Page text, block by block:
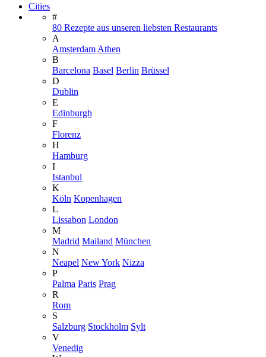
Cities
#
80 Rezepte aus unseren liebsten Restaurants
A
Amsterdam Athen
B
Barcelona Basel Berlin Brüssel
D
Dublin
E
Edinburgh
F
Florenz
H
Hamburg
I
Istanbul
K
Köln Kopenhagen
L
Lissabon London
M
Madrid Mailand München
N
Neapel New York Nizza
P
Palma Paris Prag
R
Rom
S
Salzburg Stockholm Sylt
V
Venedig